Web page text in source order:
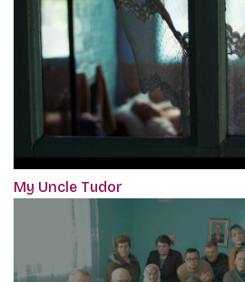
My Uncle Tudor